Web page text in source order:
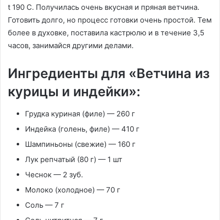
t 190 С. Получилась очень вкусная и пряная ветчина.
Готовить долго, но процесс готовки очень простой. Тем
более в духовке, поставила кастрюлю и в течение 3,5
часов, занимайся другими делами.
Ингредиенты для «Ветчина из
курицы и индейки»:
Грудка куриная (филе) — 260 г
Индейка (голень, филе) — 410 г
Шампиньоны (свежие) — 160 г
Лук репчатый (80 г) — 1 шт
Чеснок — 2 зуб.
Молоко (холодное) — 70 г
Соль — 7 г